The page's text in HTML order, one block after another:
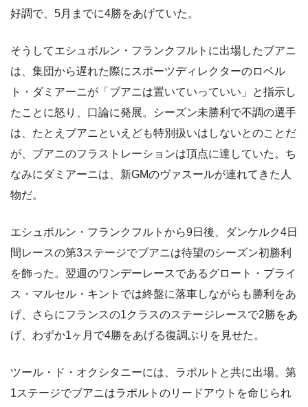
好調で、5月までに4勝をあげていた。
そうしてエシュボルン・フランクフルトに出場したブアニ
は、集団から遅れた際にスポーツディレクターのロベル
ト・ダミアーニが「ブアニは置いていっていい」と指示し
たことに怒り、口論に発展。シーズン未勝利で不調の選手
は、たとえブアニといえども特別扱いはしないとのことだ
が、ブアニのフラストレーションは頂点に達していた。ち
なみにダミアーニは、新GMのヴァスールが連れてきた人
物だ。
エシュボルン・フランクフルトから9日後、ダンケルク4日
間レースの第3ステージでブアニは待望のシーズン初勝利
を飾った。翌週のワンデーレースであるグロート・プライ
ス・マルセル・キントでは終盤に落車しながらも勝利をあ
げ、さらにフランスの1クラスのステージレースで2勝をあ
げ、わずか1ヶ月で4勝をあげる復調ぶりを見せた。
ツール・ド・オクシタニーには、ラポルトと共に出場。第
1ステージでブアニはラポルトのリードアウトを命じられ